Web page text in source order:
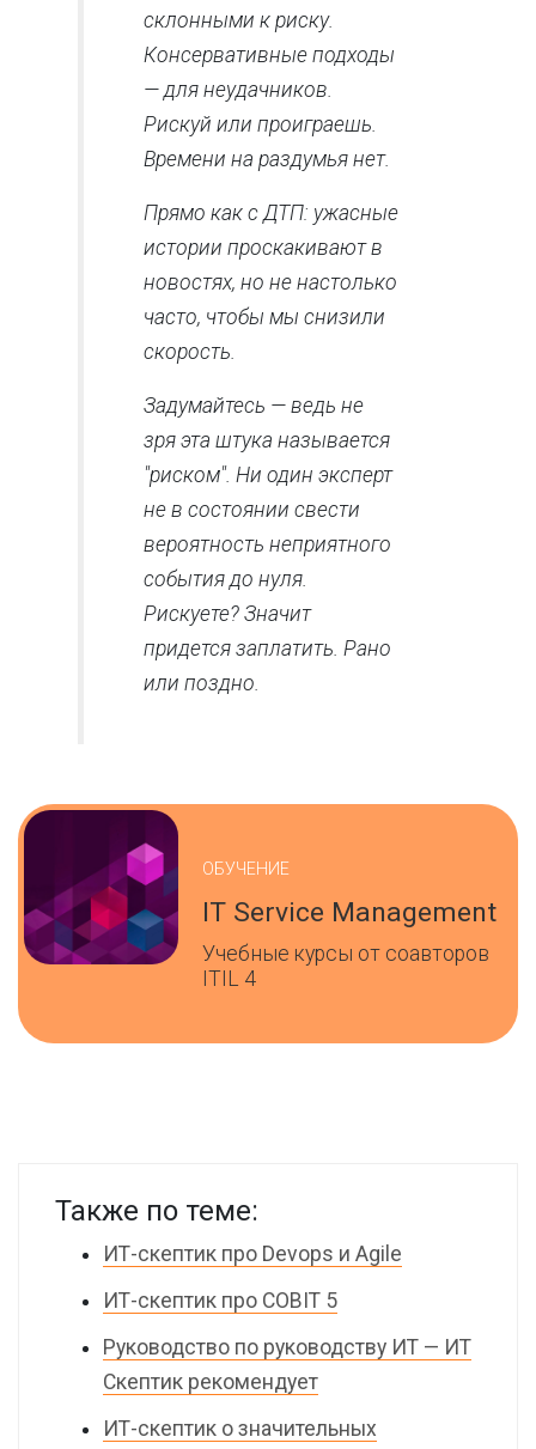
склонными к риску.
Консервативные подходы
— для неудачников.
Рискуй или проиграешь.
Времени на раздумья нет.
Прямо как с ДТП: ужасные
истории проскакивают в
новостях, но не настолько
часто, чтобы мы снизили
скорость.
Задумайтесь — ведь не
зря эта штука называется
"риском". Ни один эксперт
не в состоянии свести
вероятность неприятного
события до нуля.
Рискуете? Значит
придется заплатить. Рано
или поздно.
ОБУЧЕНИЕ
IT Service Management
Учебные курсы от соавторов
ITIL 4
Также по теме:
ИТ-скептик про Devops и Agile
ИТ-скептик про COBIT 5
Руководство по руководству ИТ — ИТ
Скептик рекомендует
ИТ-скептик о значительных